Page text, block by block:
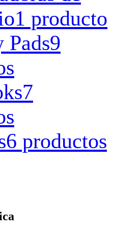
1 producto
Pads9
7
6 productos